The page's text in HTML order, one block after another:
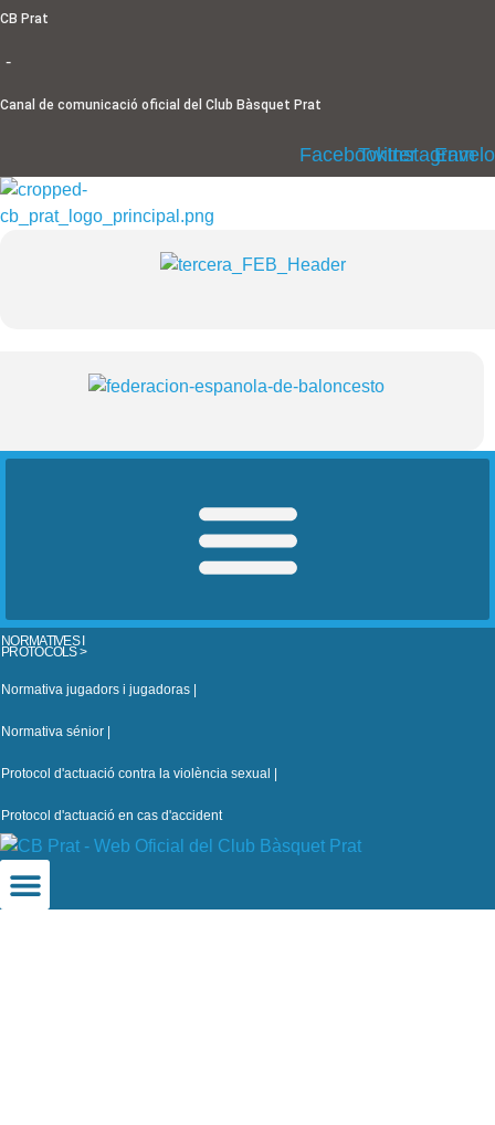
Ir
contenido
CB Prat
-
Canal de comunicació oficial del Club Bàsquet Prat
FacebookTwitterInstagram
NORMATIVES I
PROTOCOLS >
Normativa jugadors i jugadoras |
Normativa sénior |
Protocol d'actuació contra la violència sexual |
Protocol d'actuació en cas d'accident